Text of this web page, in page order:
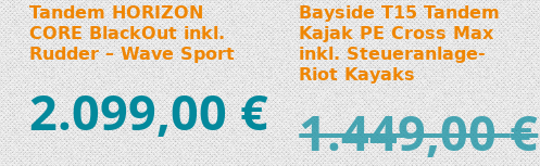
Tandem HORIZON
CORE BlackOut inkl.
Rudder – Wave Sport
2.099,00€
Bayside T15 Tandem
Kajak PE Cross Max
inkl. Steueranlage-
Riot Kayaks
1.449,00€